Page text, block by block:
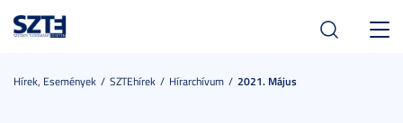
Hírek, Események SZTEhírek Hírarchívum 2021. Május